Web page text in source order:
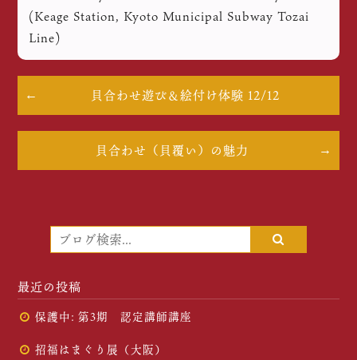
(Keage Station, Kyoto Municipal Subway Tozai
Line)
貝合わせ遊び＆絵付け体験 12/12
貝合わせ（貝覆い）の魅力
最近の投稿
保護中: 第3期 認定講師講座
招福はまぐり展（大阪）